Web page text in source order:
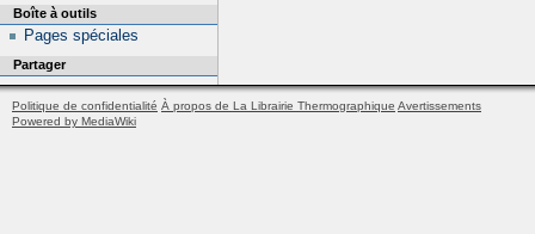
Boîte à outils
Pages spéciales
Partager
Politique de confidentialité À propos de La Librairie Thermographique Avertissements
Powered by MediaWiki